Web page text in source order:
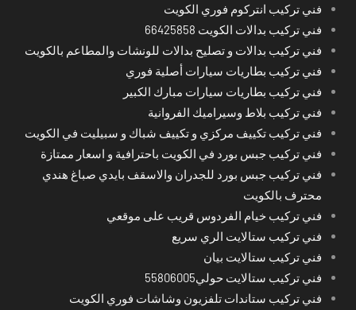
فني تركيب انتركوم فوري الكويت
فني تركيب بدالات الكويت 66425858
فني تركيب بدالات و تصليح بدالات للونشات والمطاعم بالكويت
فني تركيب بطاريات سيارات أصلية فوري
فني تركيب بطاريات سيارات مبارك الكبير
فني تركيب بلاط وسيراميك الفروانية
فني تركيب تكييف مركزي و تكييف شباك و سبيليت في الكويت
فني تركيب جبس بورد في الكويت باحترافية و اسعار ممتازة
فني تركيب جبس بورد للجدران والاسقف بايدي صباغ هندي
محترف بالكويت
فني تركيب خيام الفردوس قريب على موقعي
فني تركيب ستالايت الري سريع
فني تركيب ستالايت بيان
فني تركيب ستالايت حولي55806005
فني تركيب ستاندات تلفزيون وشاشات فوري الكويت